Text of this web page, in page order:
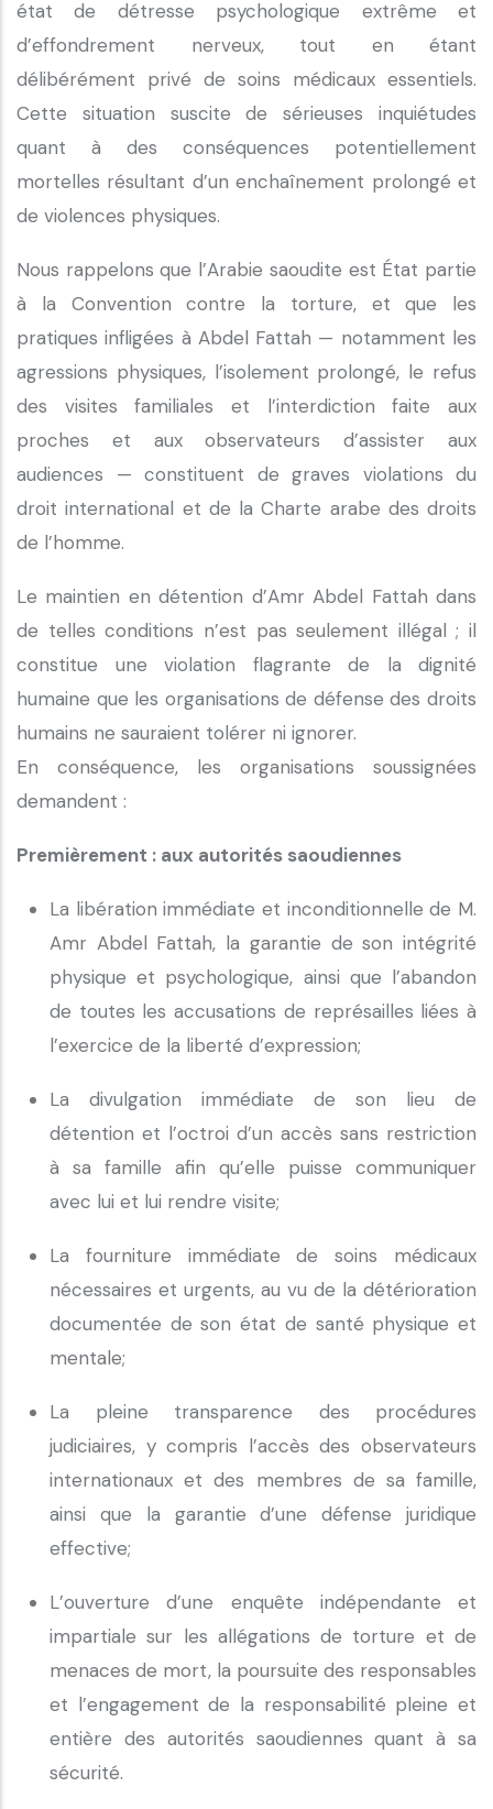
état de détresse psychologique extrême et
d’effondrement nerveux, tout en étant
délibérément privé de soins médicaux essentiels.
Cette situation suscite de sérieuses inquiétudes
quant à des conséquences potentiellement
mortelles résultant d’un enchaînement prolongé et
de violences physiques.
Nous rappelons que l’Arabie saoudite est État partie
à la Convention contre la torture, et que les
pratiques infligées à Abdel Fattah — notamment les
agressions physiques, l’isolement prolongé, le refus
des visites familiales et l’interdiction faite aux
proches et aux observateurs d’assister aux
audiences — constituent de graves violations du
droit international et de la Charte arabe des droits
de l’homme.
Le maintien en détention d’Amr Abdel Fattah dans
de telles conditions n’est pas seulement illégal ; il
constitue une violation flagrante de la dignité
humaine que les organisations de défense des droits
humains ne sauraient tolérer ni ignorer.
En conséquence, les organisations soussignées
demandent :
Premièrement : aux autorités saoudiennes
La libération immédiate et inconditionnelle de M.
Amr Abdel Fattah, la garantie de son intégrité
physique et psychologique, ainsi que l’abandon
de toutes les accusations de représailles liées à
l’exercice de la liberté d’expression;
La divulgation immédiate de son lieu de
détention et l’octroi d’un accès sans restriction
à sa famille afin qu’elle puisse communiquer
avec lui et lui rendre visite;
La fourniture immédiate de soins médicaux
nécessaires et urgents, au vu de la détérioration
documentée de son état de santé physique et
mentale;
La pleine transparence des procédures
judiciaires, y compris l’accès des observateurs
internationaux et des membres de sa famille,
ainsi que la garantie d’une défense juridique
effective;
L’ouverture d’une enquête indépendante et
impartiale sur les allégations de torture et de
menaces de mort, la poursuite des responsables
et l’engagement de la responsabilité pleine et
entière des autorités saoudiennes quant à sa
sécurité.